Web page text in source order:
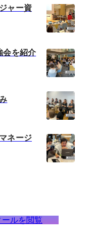
ャー資
会を紹介
ネージ
ルを閲覧